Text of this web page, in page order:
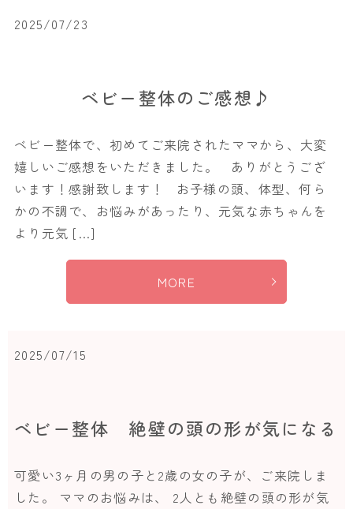
2025/07/23
ベビー整体のご感想♪
ベビー整体で、初めてご来院されたママから、大変
嬉しいご感想をいただきました。 ありがとうござ
います！感謝致します！ お子様の頭、体型、何ら
かの不調で、お悩みがあったり、元気な赤ちゃんを
より元気 […]
MORE
2025/07/15
ベビー整体 絶壁の頭の形が気になる
可愛い3ヶ月の男の子と2歳の女の子が、ご来院しま
した。 ママのお悩みは、 2人とも絶壁の頭の形が気